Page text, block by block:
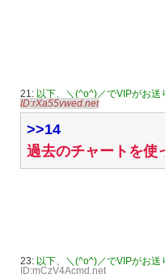
21: 以下、＼(^o^)／でVIPがお送
ID:rXa55vwed.net
>>14
過去のチャートを使
23: 以下、＼(^o^)／でVIPがお送
ID:mCzV4Acmd.net